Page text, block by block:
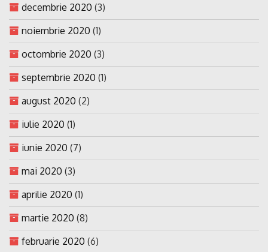
decembrie 2020 (3)
noiembrie 2020 (1)
octombrie 2020 (3)
septembrie 2020 (1)
august 2020 (2)
iulie 2020 (1)
iunie 2020 (7)
mai 2020 (3)
aprilie 2020 (1)
martie 2020 (8)
februarie 2020 (6)